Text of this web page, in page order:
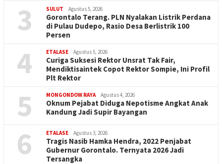
3 SULUT Agustus 5, 2026
Gorontalo Terang. PLN Nyalakan Listrik Perdana
di Pulau Dudepo, Rasio Desa Berlistrik 100
Persen
4 ETALASE Agustus 5, 2026
Curiga Suksesi Rektor Unsrat Tak Fair,
Mendiktisaintek Copot Rektor Sompie, Ini Profil
Plt Rektor
5 MONGONDOW RAYA Agustus 4, 2026
Oknum Pejabat Diduga Nepotisme Angkat Anak
Kandung Jadi Supir Bayangan
6 ETALASE Agustus 3, 2026
Tragis Nasib Hamka Hendra, 2022 Penjabat
Gubernur Gorontalo. Ternyata 2026 Jadi
Tersangka